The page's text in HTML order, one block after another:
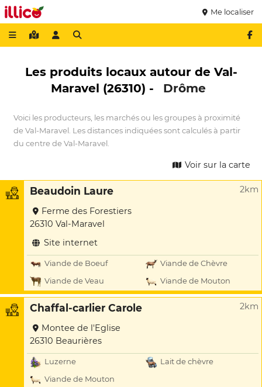
Me localiser
Les produits locaux autour de Val-
Maravel (26310) -
Drôme
Voici les producteurs, les marchés ou les groupes à proximité
de Val-Maravel. Les distances indiquées sont calculés à partir
du centre de Val-Maravel.
Voir sur la carte
Beaudoin Laure 2km
Ferme des Forestiers
26310 Val-Maravel
Site internet
Viande de Boeuf
Viande de Chèvre
Viande de Veau
Viande de Mouton
Chaffal-carlier Carole 2km
Montee de l'Eglise
26310 Beaurières
Luzerne
Lait de chèvre
Viande de Mouton